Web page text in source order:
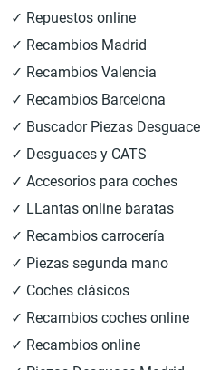
✓ Repuestos online
✓ Recambios Madrid
✓ Recambios Valencia
✓ Recambios Barcelona
✓ Buscador Piezas Desguace
✓ Desguaces y CATS
✓ Accesorios para coches
✓ LLantas online baratas
✓ Recambios carrocería
✓ Piezas segunda mano
✓ Coches clásicos
✓ Recambios coches online
✓ Recambios online